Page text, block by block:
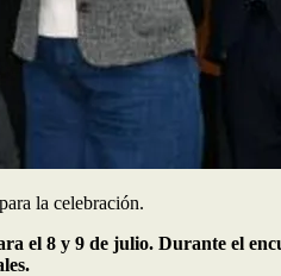
la celebración.
el 8 y 9 de julio. Durante el